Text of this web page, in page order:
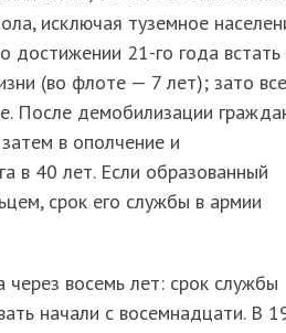
исключая туземное
достижении 21-го года
(во флоте — 7 лет); зато
После демобилизации
в ополчение и
в 40 лет. Если образованный
срок его службы в армии
восемь лет: срок службы
начали с восемнадцати. В